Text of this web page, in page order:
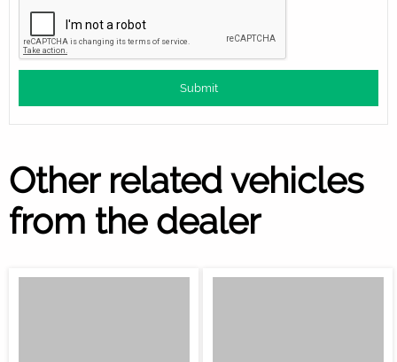
Other related vehicles
from the dealer